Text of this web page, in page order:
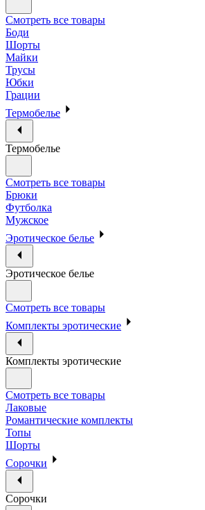
Смотреть все товары
Боди
Шорты
Майки
Трусы
Юбки
Грации
Термобелье
Термобелье
Смотреть все товары
Брюки
Футболка
Мужское
Эротическое белье
Эротическое белье
Смотреть все товары
Комплекты эротические
Комплекты эротические
Смотреть все товары
Лаковые
Романтические комплекты
Топы
Шорты
Сорочки
Сорочки